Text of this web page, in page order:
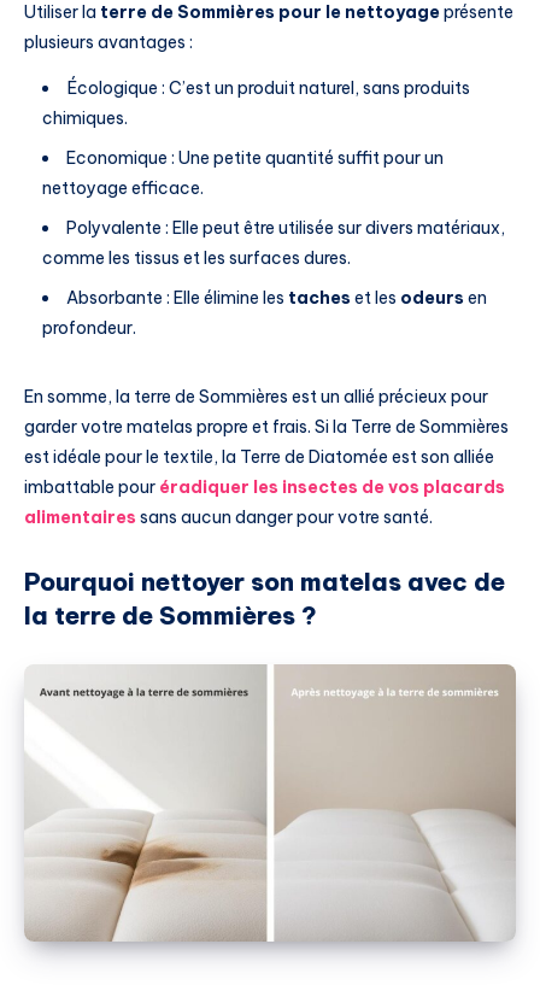
Utiliser la terre de Sommières pour le nettoyageprésente
plusieurs avantages :
Écologique : C’est un produit naturel, sans produits
chimiques.
Economique : Une petite quantité suffit pour un
nettoyage efficace.
Polyvalente : Elle peut être utilisée sur divers matériaux,
comme les tissus et les surfaces dures.
Absorbante : Elle élimine les taches et les odeurs en
profondeur.
En somme, la terre de Sommières est un allié précieux pour
garder votre matelas propre et frais. Si la Terre de Sommières
est idéale pour le textile, la Terre de Diatomée est son alliée
imbattable pour éradiquer les insectes de vos placards
alimentaires sans aucun danger pour votre santé.
Pourquoi nettoyer son matelas avec de
la terre de Sommières ?